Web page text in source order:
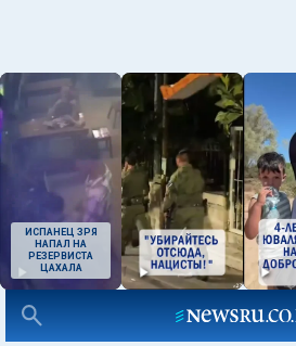
ИСПАНЕЦ ЗРЯ
НАПАЛ НА
РЕЗЕРВИСТА
ЦАХАЛА